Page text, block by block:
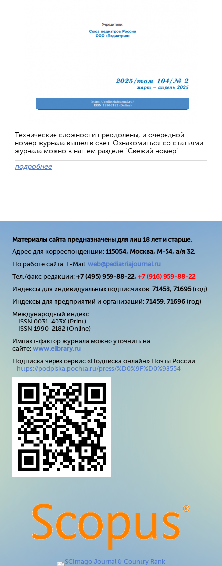
Технические сложности преодолены, и очередной
номер журнала вышел в свет. Ознакомиться со статьями
журнала можно в нашем разделе "Свежий номер"
подробнее
Материалы сайта предназначены для лиц 18 лет и старше.
Адрес для корреспонденции: 115054, Москва, М-54, а/я 32.
По работе сайта: E-Mail: web@pediatriajournal.ru
Тел./факс редакции: +7 (495) 959-88-22, +7 (916) 959-88-22
Индексы для индивидуальных подписчиков: 71458, 71695(год)
Индексы для предприятий и организаций: 71459, 71696 (год)
Международный индекс:
ISSN 0031-403X (Print)
ISSN 1990-2182 (Online)
Импакт-фактор журнала можно уточнить на
сайте: www.elibrary.ru
Подписка через сервис «Подписка онлайн» Почты России
- https://podpiska.pochta.ru/press/%D0%9F%D0%98554